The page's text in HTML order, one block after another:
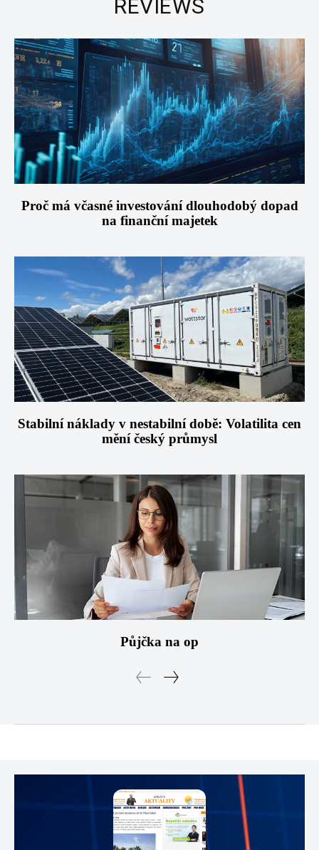
REVIEWS
Proč má včasné investování dlouhodobý dopad
na finanční majetek
Stabilní náklady v nestabilní době: Volatilita cen
mění český průmysl
Půjčka na op